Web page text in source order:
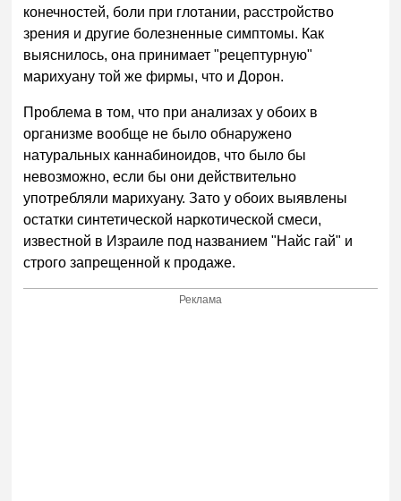
конечностей, боли при глотании, расстройство
зрения и другие болезненные симптомы. Как
выяснилось, она принимает "рецептурную"
марихуану той же фирмы, что и Дорон.
Проблема в том, что при анализах у обоих в
организме вообще не было обнаружено
натуральных каннабиноидов, что было бы
невозможно, если бы они действительно
употребляли марихуану. Зато у обоих выявлены
остатки синтетической наркотической смеси,
известной в Израиле под названием "Найс гай" и
строго запрещенной к продаже.
Реклама